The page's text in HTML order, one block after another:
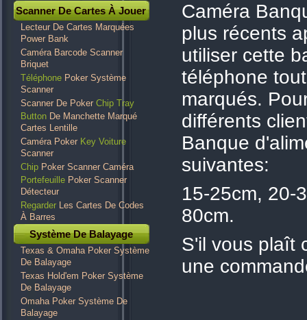
Scanner De Cartes À Jouer
Lecteur De Cartes Marquées
Power Bank
Caméra Barcode Scanner
Briquet
Téléphone Poker Système
Scanner
Scanner De Poker Chip Tray
Button De Manchette Marqué
Cartes Lentille
Caméra Poker Key Voiture
Scanner
Chip Poker Scanner Caméra
Portefeuille Poker Scanner
Détecteur
Regarder Les Cartes De Codes
À Barres
Système De Balayage
Texas & Omaha Poker Système
De Balayage
Texas Hold'em Poker Système
De Balayage
Omaha Poker Système De
Balayage
Caméra
plus récents
utiliser cette
téléphone
marqués.
différents
Banque
suivantes:
15-25cm, 20-
80cm.
S'il vous plaît
une